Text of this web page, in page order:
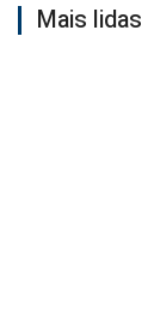
Mais lidas